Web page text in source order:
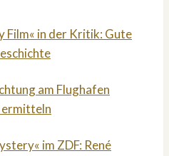
Film« in der Kritik: Gute
am Flughafen
ermitteln
im ZDF: René